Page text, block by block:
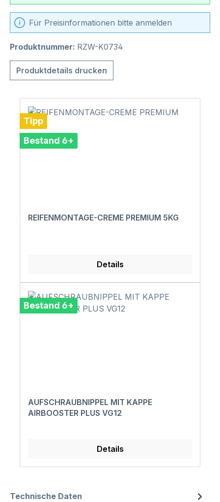
Für Preisinformationen bitte anmelden
Produktnummer: RZW-K0734
Produktdetails drucken
Tipp
Bestand 6+
REIFENMONTAGE-CREME PREMIUM 5KG
Details
Bestand 6+
AUFSCHRAUBNIPPEL MIT KAPPE
AIRBOOSTER PLUS VG12
Details
Technische Daten